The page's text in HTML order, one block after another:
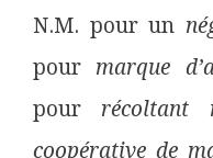
N.M. pour un
pour marque
pour récoltant
coopérative de